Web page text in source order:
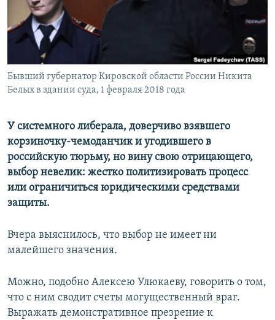
ПОБЕДИТЕЛЕЙ НЕ СУДЯТ?
КРЫМ.НЕПОКОРЕННЫЙ
ELIFBE
УКРАИНСКАЯ ПРОБЛЕМА КРЫМА
ПРИСОЕДИНЯЙТЕСЬ!
Все сайты RFE/RL
Бывший губернатор Кировской области России Никита
Белых в здании суда, 1 февраля 2018 года
У системного либерала, доверчиво взявшего
корзиночку-чемоданчик и угодившего в
российскую тюрьму, но вину свою отрицающего,
выбор невелик: жестко политизировать процесс
или ограничиться юридическими средствами
защиты.
Вчера выяснилось, что выбор не имеет ни
малейшего значения.
Можно, подобно Алексею Улюкаеву, говорить о том,
что с ним сводит счеты могущественный враг.
Выражать демонстративное презрение к